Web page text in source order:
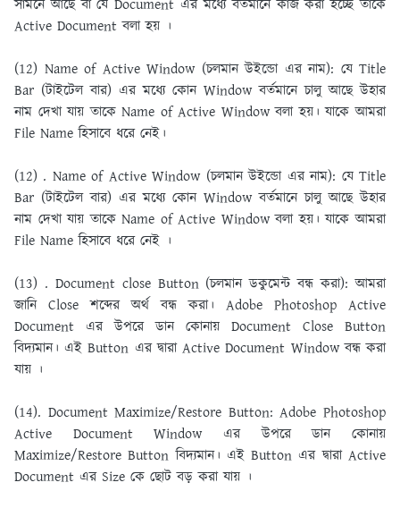
সামনে আছে বা যে Document এর মধ্যে বর্তমানে কাজ করা হচ্ছে তাকে
Active Document বলা হয় ।
(12) Name of Active Window (চলমান উইন্ডাে এর নাম): যে Title
Bar (টাইটেল বার) এর মধ্যে কোন Window বর্তমানে চালু আছে উহার
নাম দেখা যায় তাকে Name of Active Window বলা হয়। যাকে আমরা
File Name হিসাবে ধরে নেই।
(12) . Name of Active Window (চলমান উইন্ডাে এর নাম): যে Title
Bar (টাইটেল বার) এর মধ্যে কোন Window বর্তমানে চালু আছে উহার
নাম দেখা যায় তাকে Name of Active Window বলা হয়। যাকে আমরা
File Name হিসাবে ধরে নেই ।
(13) . Document close Button (চলমান ডকুমেন্ট বন্ধ করা): আমরা
জানি Close শব্দের অর্থ বন্ধ করা। Adobe Photoshop Active
Document এর উপরে ডান কোনায় Document Close Button
বিদ্যমান। এই Button এর দ্বারা Active Document Window বন্ধ করা
যায় ।
(14). Document Maximize/Restore Button: Adobe Photoshop
Active Document Window এর উপরে ডান কোনায়
Maximize/Restore Button বিদ্যমান। এই Button এর দ্বারা Active
Document এর Size কে ছােট বড় করা যায় ।